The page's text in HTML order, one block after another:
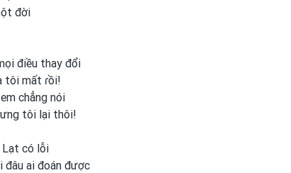
đời
điều thay đổi
tôi mất ɾồi!
chẳng nói
tôi lại thôi!
Lạt có lỗi
đâu ai đoán được